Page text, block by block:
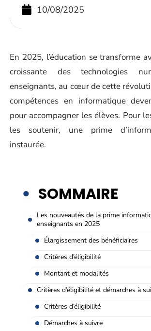
10/08/2025
En 2025, l’éducation se transforme
croissante des technologies
enseignants, au cœur de cette
compétences en informatique
pour accompagner les élèves. Pour
les soutenir, une prime
instaurée.
SOMMAIRE
Les nouveautés de la prime
enseignants en 2025
Élargissement des bénéficiaires
Critères d’éligibilité
Montant et modalités
Critères d’éligibilité et démarches à
Critères d’éligibilité
Démarches à suivre